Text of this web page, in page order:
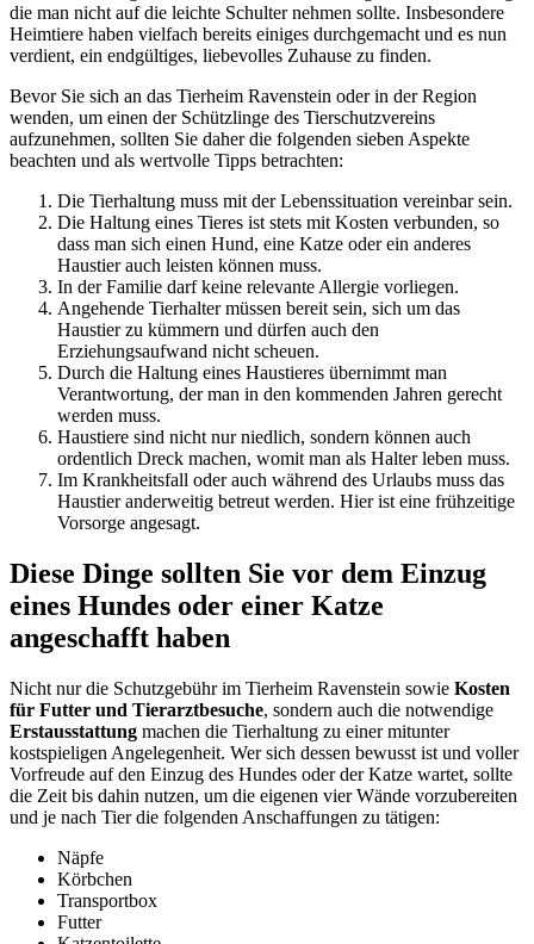
die man nicht auf die leichte Schulter nehmen sollte. Insbesondere
Heimtiere haben vielfach bereits einiges durchgemacht und es nun
verdient, ein endgültiges, liebevolles Zuhause zu finden.
Bevor Sie sich an das Tierheim Ravenstein oder in der Region
wenden, um einen der Schützlinge des Tierschutzvereins
aufzunehmen, sollten Sie daher die folgenden sieben Aspekte
beachten und als wertvolle Tipps betrachten:
Die Tierhaltung muss mit der Lebenssituation vereinbar sein.
Die Haltung eines Tieres ist stets mit Kosten verbunden, so
dass man sich einen Hund, eine Katze oder ein anderes
Haustier auch leisten können muss.
In der Familie darf keine relevante Allergie vorliegen.
Angehende Tierhalter müssen bereit sein, sich um das
Haustier zu kümmern und dürfen auch den
Erziehungsaufwand nicht scheuen.
Durch die Haltung eines Haustieres übernimmt man
Verantwortung, der man in den kommenden Jahren gerecht
werden muss.
Haustiere sind nicht nur niedlich, sondern können auch
ordentlich Dreck machen, womit man als Halter leben muss.
Im Krankheitsfall oder auch während des Urlaubs muss das
Haustier anderweitig betreut werden. Hier ist eine frühzeitige
Vorsorge angesagt.
Diese Dinge sollten Sie vor dem Einzug
eines Hundes oder einer Katze
angeschafft haben
Nicht nur die Schutzgebühr im Tierheim Ravenstein sowie Kosten
für Futter und Tierarztbesuche, sondern auch die notwendige
Erstausstattung machen die Tierhaltung zu einer mitunter
kostspieligen Angelegenheit. Wer sich dessen bewusst ist und voller
Vorfreude auf den Einzug des Hundes oder der Katze wartet, sollte
die Zeit bis dahin nutzen, um die eigenen vier Wände vorzubereiten
und je nach Tier die folgenden Anschaffungen zu tätigen:
Näpfe
Körbchen
Transportbox
Futter